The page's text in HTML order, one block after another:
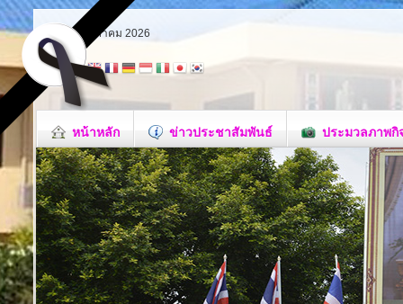
เสาร์ 8 สิงหาคม 2026
หน้าหลัก ข่าวประชาสัมพันธ์ ประมวลภาพกิ